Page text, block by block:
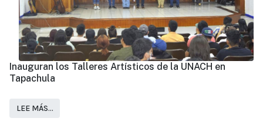
Inauguran los Talleres Artísticos de la UNACH en
Tapachula
LEE MÁS…